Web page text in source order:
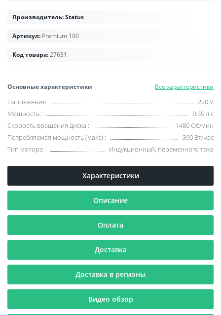
Производитель:Status
Артикул: Premium 100
Код товара:27631
Основные характеристики Все характеристики
Напряжение :
220 V
Мощность :
0.55 л.с
Скорость вращения диска :
1480 Об/мин
Потребляемая мощность (макс) :
390 Вт/час
Тип мотора : Индукционный, переменного тока
Характеристики
Описание
Оплата
Доставка
Доставка в регионы
Видео обзор